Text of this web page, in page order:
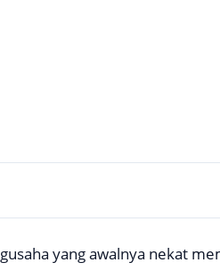
yang awalnya nekat